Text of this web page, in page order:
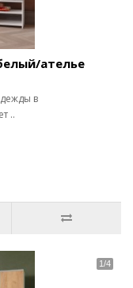
ателье
в
..